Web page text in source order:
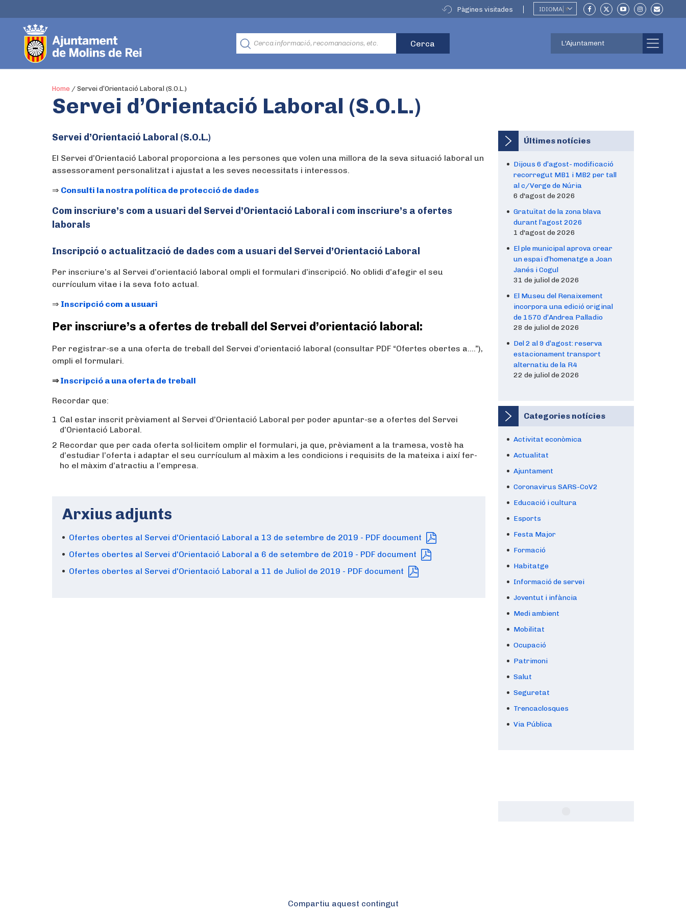
Pàgines visitades IDIOMA ▼
L'Ajuntament
Home / Servei d’Orientació Laboral (S.O.L.)
Servei d’Orientació Laboral (S.O.L.)
Servei d’Orientació Laboral (S.O.L.)
El Servei d’Orientació Laboral proporciona a les persones que volen una millora de la seva situació laboral un
assessorament personalitzat i ajustat a les seves necessitats i interessos.
⇒ Consulti la nostra política de protecció de dades
Com inscriure’s com a usuari del Servei d’Orientació Laboral i com inscriure’s a ofertes
laborals
Inscripció o actualització de dades com a usuari del Servei d’Orientació Laboral
Per inscriure’s al Servei d’orientació laboral ompli el formulari d’inscripció. No oblidi d’afegir el seu
currículum vitae i la seva foto actual.
⇒ Inscripció com a usuari
Per inscriure’s a ofertes de treball del Servei d’orientació laboral:
Per registrar-se a una oferta de treball del Servei d’orientació laboral (consultar PDF “Ofertes obertes a….”),
ompli el formulari.
⇒Inscripció a una oferta de treball
Recordar que:
Cal estar inscrit prèviament al Servei d’Orientació Laboral per poder apuntar-se a ofertes del Servei
d’Orientació Laboral.
Recordar que per cada oferta sol·licitem omplir el formulari, ja que, prèviament a la tramesa, vostè ha
d’estudiar l’oferta i adaptar el seu currículum al màxim a les condicions i requisits de la mateixa i així fer-
ho el màxim d’atractiu a l’empresa.
Arxius adjunts
Ofertes obertes al Servei d'Orientació Laboral a 13 de setembre de 2019 - PDF document
Ofertes obertes al Servei d'Orientació Laboral a 6 de setembre de 2019 - PDF document
Ofertes obertes al Servei d'Orientació Laboral a 11 de Juliol de 2019 - PDF document
Últimes notícies
Dijous 6 d’agost- modificació
recorregut MB1 i MB2 per tall
al c/Verge de Núria
6 d'agost de 2026
Gratuïtat de la zona blava
durant l’agost 2026
1 d'agost de 2026
El ple municipal aprova crear
un espai d’homenatge a Joan
Janés i Cogul
31 de juliol de 2026
El Museu del Renaixement
incorpora una edició original
de 1570 d’Andrea Palladio
28 de juliol de 2026
Del 2 al 9 d’agost: reserva
estacionament transport
alternatiu de la R4
22 de juliol de 2026
Categories notícies
Activitat econòmica
Actualitat
Ajuntament
Coronavirus SARS-CoV2
Educació i cultura
Esports
Festa Major
Formació
Habitatge
Informació de servei
Joventut i infància
Medi ambient
Mobilitat
Ocupació
Patrimoni
Salut
Seguretat
Trencaclosques
Via Pública
Compartiu aquest contingut